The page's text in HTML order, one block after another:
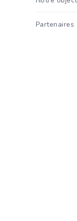
Partenaires